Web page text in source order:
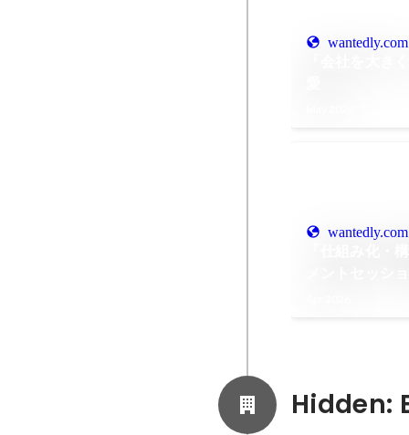
wantedly.com
wantedly.com